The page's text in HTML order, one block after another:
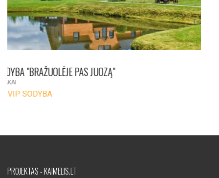
GRAPELDVARIS | STONKŲ SODYBA
PLUNGĖ
VIP SODYBA
PROJEKTAS - KAIMELIS.LT